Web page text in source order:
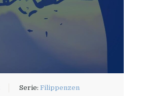
Serie:Filippenzen